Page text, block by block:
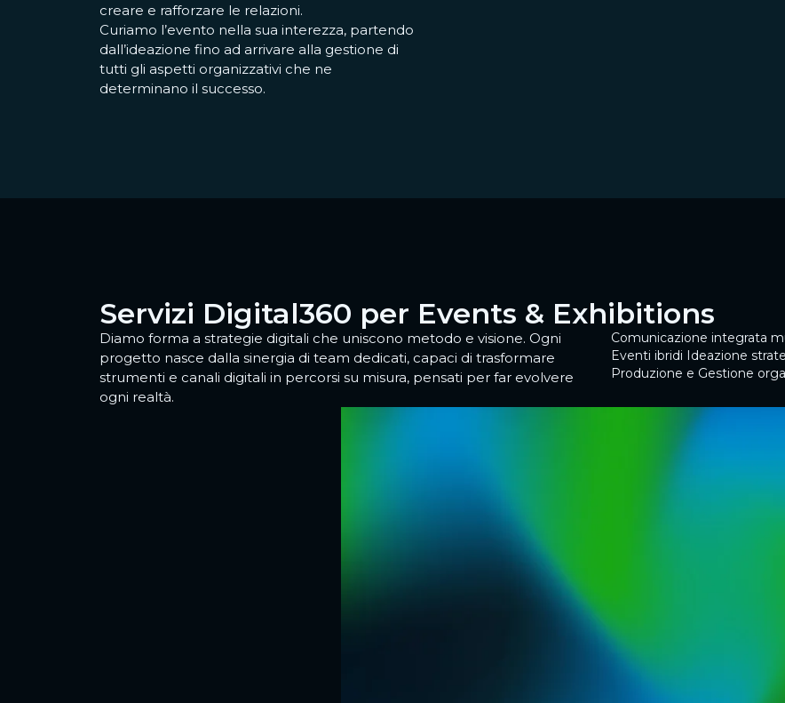
creare e rafforzare le relazioni.
Curiamo l’evento nella sua interezza, partendo
dall’ideazione fino ad arrivare alla gestione di
tutti gli aspetti organizzativi che ne
determinano il successo.
Servizi Digital360 per Events & Exhibitions
Diamo forma a strategie digitali che uniscono metodo e visione. Ogni
progetto nasce dalla sinergia di team dedicati, capaci di trasformare
strumenti e canali digitali in percorsi su misura, pensati per far evolvere
ogni realtà.
Comunicazione integrata
Eventi ibridi Ideazione
Produzione e Gestione